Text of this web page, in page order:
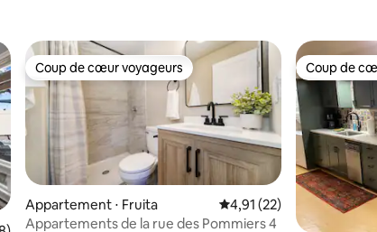
Coup de cœur voyageurs
Coup de cœur voyageurs
Appartement ⋅ Fruita Évaluation moyenne sur
4,91 (22)
Appartements de la rue des Pommiers 4
Coup de
Coup de